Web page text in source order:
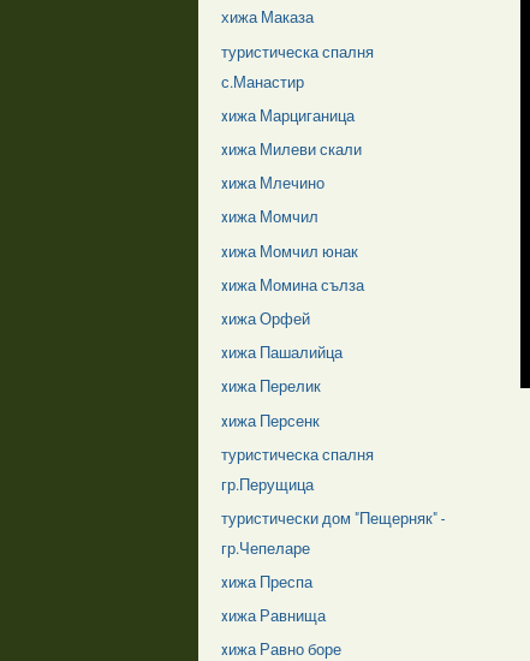
хижа Маказа
туристическа спалня
с.Манастир
xижа Марциганица
xижа Милеви скали
xижа Млечино
xижа Момчил
xижа Момчил юнак
xижа Момина сълза
xижа Орфей
xижа Пашалийца
xижа Перелик
xижа Персенк
туристическа спалня
гр.Перущица
туристически дом "Пещерняк" -
гр.Чепеларе
xижа Преспа
xижа Равнища
xижа Равно боре